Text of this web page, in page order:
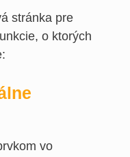
stránka pre
o ktorých
vo